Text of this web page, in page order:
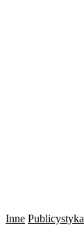
Inne Publicystyka